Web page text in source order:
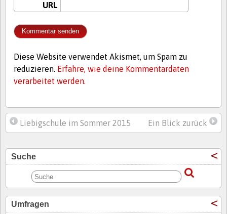
URL
Diese Website verwendet Akismet, um Spam zu
reduzieren. Erfahre, wie deine Kommentardaten
verarbeitet werden.
Liebigschule im Sommer 2015 Ein Blick zurück
Suche
Umfragen